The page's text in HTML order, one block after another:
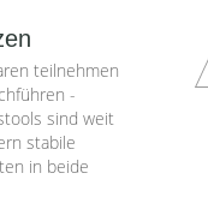
teilnehmen
-
sind weit
stabile
in beide